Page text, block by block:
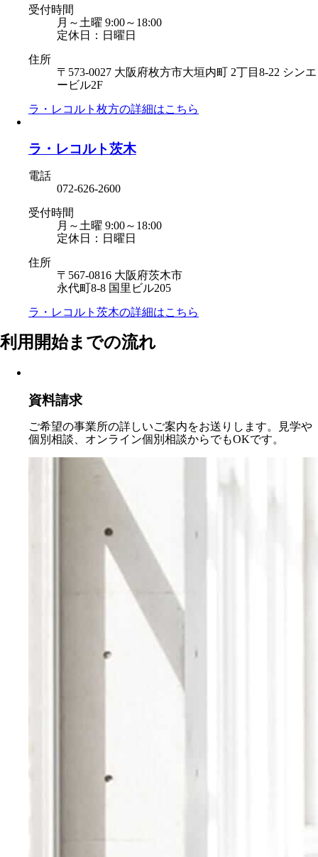
受付時間
月～土曜 9:00～18:00
定休日：日曜日
住所
〒573-0027 大阪府枚方市大垣内町 2丁目8-22 シンエ
ービル2F
ラ・レコルト枚方の詳細はこちら
ラ・レコルト茨木
電話
072-626-2600
受付時間
月～土曜 9:00～18:00
定休日：日曜日
住所
〒567-0816 大阪府茨木市
永代町8-8 国里ビル205
ラ・レコルト茨木の詳細はこちら
利用開始までの流れ
資料請求
ご希望の事業所の詳しいご案内をお送りします。見学や
個別相談、オンライン個別相談からでもOKです。